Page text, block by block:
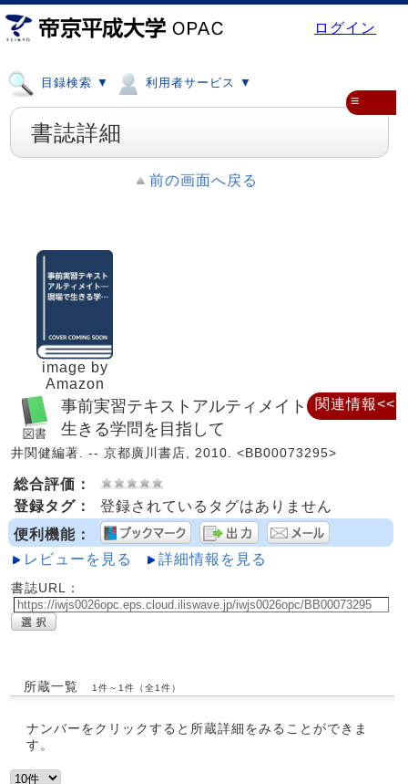
ログイン
目録検索 ▼ 利用者サービス ▼
≡
書誌詳細
前の画面へ戻る
image by
Amazon
事前実習テキストアルティメイト : 現場で
生きる学問を目指して
井関健編著. -- 京都廣川書店, 2010. <BB00073295>
総合評価：
登録タグ：
登録されているタグはありません
便利機能：
レビューを見る
詳細情報を見る
書誌URL：
所蔵一覧 1件～1件（全1件）
ナンバーをクリックすると所蔵詳細をみることができま
す。
関連情報<<